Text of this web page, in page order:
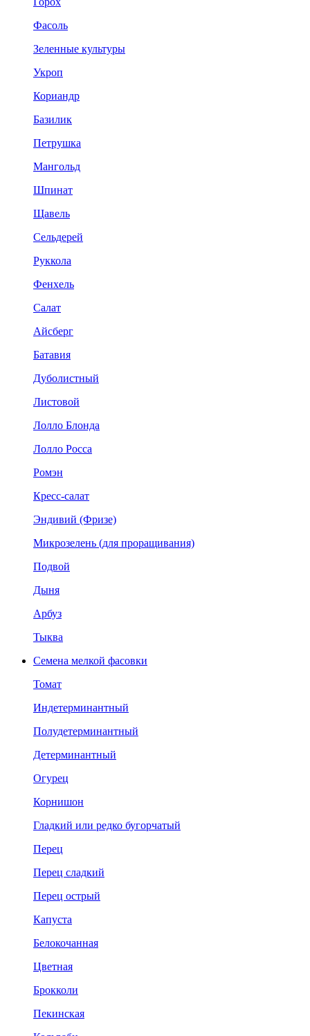
Фасоль
Зеленные культуры
Укроп
Кориандр
Базилик
Петрушка
Мангольд
Шпинат
Щавель
Сельдерей
Руккола
Фенхель
Салат
Айсберг
Батавия
Дуболистный
Листовой
Лолло Блонда
Лолло Росса
Ромэн
Кресс-салат
Эндивий (Фризе)
Микрозелень (для проращивания)
Подвой
Дыня
Арбуз
Тыква
Семена мелкой фасовки
Томат
Индетерминантный
Полудетерминантный
Детерминантный
Огурец
Корнишон
Гладкий или редко бугорчатый
Перец
Перец сладкий
Перец острый
Капуста
Белокочанная
Цветная
Брокколи
Пекинская